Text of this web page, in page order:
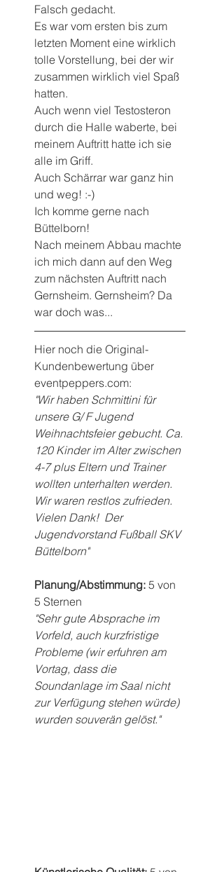
Falsch gedacht.
Es war vom ersten bis zum
letzten Moment eine wirklich
tolle Vorstellung, bei der wir
zusammen wirklich viel Spaß
hatten.
Auch wenn viel Testosteron
durch die Halle waberte, bei
meinem Auftritt hatte ich sie
alle im Griff.
Auch Schärrar war ganz hin
und weg! :-)
Ich komme gerne nach
Büttelborn!
Nach meinem Abbau machte
ich mich dann auf den Weg
zum nächsten Auftritt nach
Gernsheim. Gernsheim? Da
war doch was...
Hier noch die Original-
Kundenbewertung über
eventpeppers.com:
"Wir haben Schmittini für
unsere G/ F Jugend
Weihnachtsfeier gebucht. Ca.
120 Kinder im Alter zwischen
4-7 plus Eltern und Trainer
wollten unterhalten werden.
Wir waren restlos zufrieden.
Vielen Dank!  Der
Jugendvorstand Fußball SKV
Büttelborn"
Planung/Abstimmung: 5 von
5 Sternen
"Sehr gute Absprache im
Vorfeld, auch kurzfristige
Probleme (wir erfuhren am
Vortag, dass die
Soundanlage im Saal nicht
zur Verfügung stehen würde)
wurden souverän gelöst."